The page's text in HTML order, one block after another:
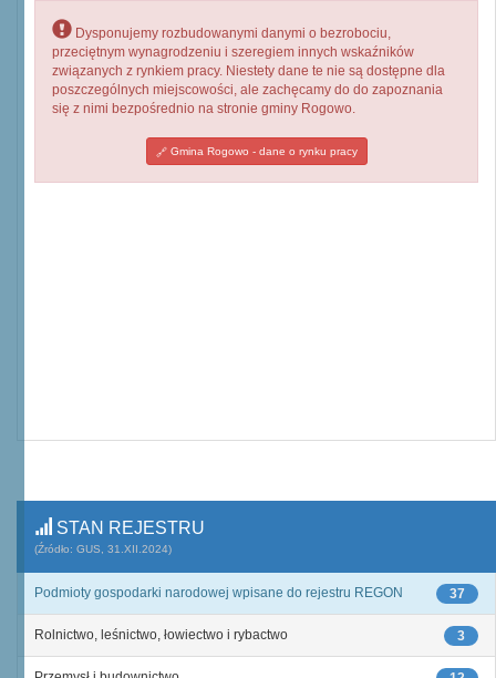
Dysponujemy rozbudowanymi danymi o bezrobociu,
przeciętnym wynagrodzeniu i szeregiem innych wskaźników
związanych z rynkiem pracy. Niestety dane te nie są dostępne dla
poszczególnych miejscowości, ale zachęcamy do do zapoznania
się z nimi bezpośrednio na stronie gminy Rogowo.
Gmina Rogowo - dane o rynku pracy
STAN REJESTRU
(Źródło: GUS, 31.XII.2024)
37
Podmioty gospodarki narodowej wpisane do rejestru REGON
3
Rolnictwo, leśnictwo, łowiectwo i rybactwo